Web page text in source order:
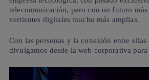
telecomunicación, pero con un futuro
vertientes digitales mucho más amplias.
Con las personas y la conexión entre
divulgamos desde la web corporativa